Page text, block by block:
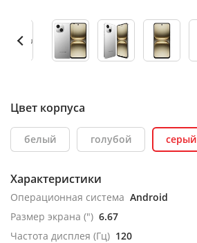
Цвет корпуса
белый голубой серый
Характеристики
Операционная система Android
Размер экрана (") 6.67
Частота дисплея (Гц) 120